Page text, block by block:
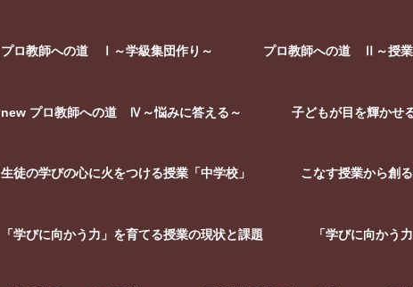
プロ教師への道 Ⅰ～学級集団作り～ プロ教師への道 Ⅱ～授業
new プロ教師への道 Ⅳ～悩みに答える～ 子どもが目を輝かせ
生徒の学びの心に火をつける授業「中学校」 こなす授業から創
「学びに向かう力」を育てる授業の現状と課題 「学びに向かう